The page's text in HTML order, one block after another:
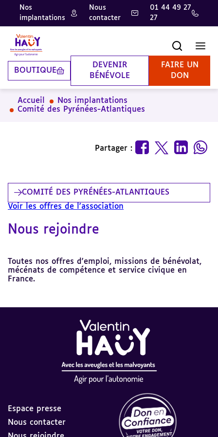
Aller
contenu
principal
Aller
pied
de
page
Aller
la
recherche
Nos
implantations
Nous
contacter
01 44 49 27
27
BOUTIQUE
DEVENIR
BÉNÉVOLE
FAIRE UN
DON
Accueil
Nos implantations
Comité des Pyrénées-Atlantiques
Partager :
COMITÉ DES PYRÉNÉES-ATLANTIQUES
Voir les offres de l'association
Nous rejoindre
Toutes nos offres d'emploi, missions de bénévolat,
mécénats de compétence et service civique en
France.
Espace presse
Nous contacter